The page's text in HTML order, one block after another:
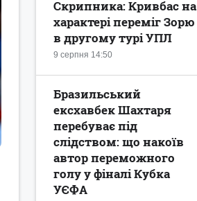
9 серпня 14:50
Скрипника: Кривбас на
характері переміг Зорю
в другому турі УПЛ
Бразильський
ексхавбек Шахтаря
перебуває під
слідством: що накоїв
автор переможного
голу у фіналі Кубка
УЄФА